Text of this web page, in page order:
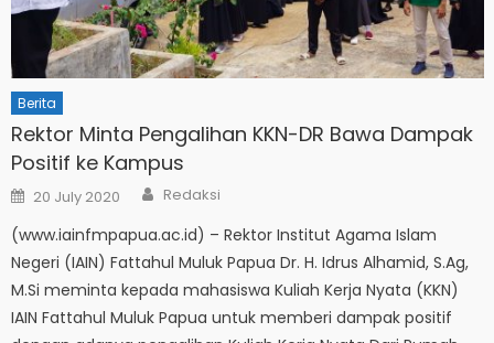
Berita
Rektor Minta Pengalihan KKN-DR Bawa Dampak
Positif ke Kampus
Posted
on
20 July 2020 Author
Redaksi
(www.iainfmpapua.ac.id) – Rektor Institut Agama Islam
Negeri (IAIN) Fattahul Muluk Papua Dr. H. Idrus Alhamid, S.Ag,
M.Si meminta kepada mahasiswa Kuliah Kerja Nyata (KKN)
IAIN Fattahul Muluk Papua untuk memberi dampak positif